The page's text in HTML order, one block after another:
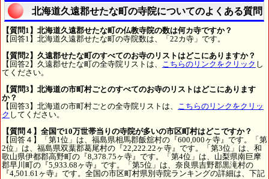
北海道久遠郡せたな町の寺院についてのよくある質問
【質問1】北海道久遠郡せたな町の仏教寺院の数は何カ寺ですか？
【回答1】北海道久遠郡せたな町の寺院数は、「22カ寺」です。
【質問2】久遠郡せたな町のすべてのお寺のリストはどこにありますか？
【回答2】久遠郡せたな町の全寺院リストは、 こちらのリンクをクリック し
てください。
【質問3】北海道の市町村ごとのすべてのお寺のリストはどこにあります
か？
【回答3】北海道の市町村ごとの全寺院リストは、 こちらのリンクをクリッ
ク してください。
【質問４】全国で10万世帯当りの寺院が多いの市区町村はどこですか？
【回答４】「第1位」は、福島県相馬郡飯舘村の『600,000ヶ寺』です。「第
2位」は、福島県双葉郡葛尾村の『22,222.22ヶ寺』です。「第3位」は、和
歌山県伊都郡高野町の『8,378.75ヶ寺』です。「第4位」は、山梨県南巨摩
郡早川町の『5,933.68ヶ寺』です。「第5位」は、奈良県吉野郡黒滝村の
『4,501.61ヶ寺』です。全国の市区町村県別寺院ランキングの詳細は、下記